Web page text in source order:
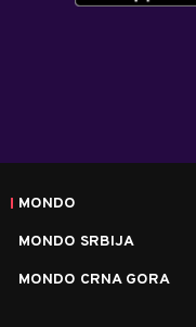
MONDO
MONDO SRBIJA
MONDO CRNA GORA